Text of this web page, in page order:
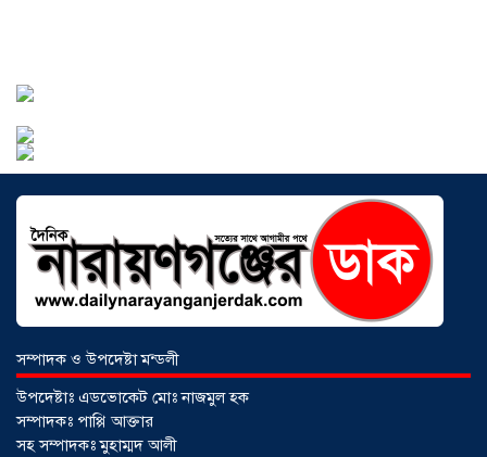
সম্পাদক ও উপদেষ্টা মন্ডলী
উপদেষ্টাঃ এডভোকেট মোঃ নাজমুল হক
সম্পাদকঃ পাপ্পি আক্তার
সহ সম্পাদকঃ মুহাম্মদ আলী